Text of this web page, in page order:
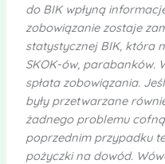
do BIK wpłyną
zobowiązanie zostaje
statystycznej BIK, która
SKOK-ów, parabanków.
spłata zobowiązania.
były przetwarzane
żadnego problemu
poprzednim przypadku
pożyczki na dowód.